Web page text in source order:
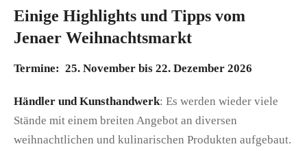
Einige Highlights und Tipps vom
Jenaer Weihnachtsmarkt
Termine: 25. November bis 22. Dezember 2026
Händler und Kunsthandwerk: Es werden wieder viele
Stände mit einem breiten Angebot an diversen
weihnachtlichen und kulinarischen Produkten aufgebaut.